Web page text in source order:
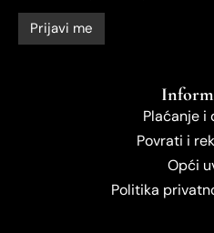
Plaćanje i
Povrati i
Opći
Politika